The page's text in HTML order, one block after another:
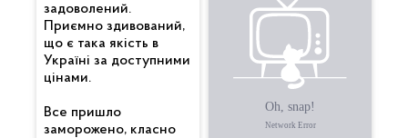
задоволений.
Приємно здивований,
що є така якість в
Україні за доступними
цінами.
Все пришло
заморожено, класно
упаковано. Бекончик
смачний 🥓 , вже
скоштував. Котлетки
піджарив теж — клас.
Дякую 🙏